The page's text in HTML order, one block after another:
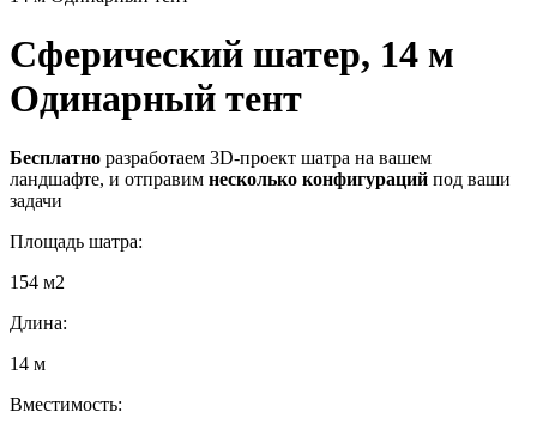
Сферический шатер, 14 м
Одинарный тент
Бесплатно разработаем 3D-проект шатра на вашем
ландшафте, и отправим несколько конфигураций под ваши
задачи
Площадь шатра:
154 м2
Длина:
14 м
Вместимость: